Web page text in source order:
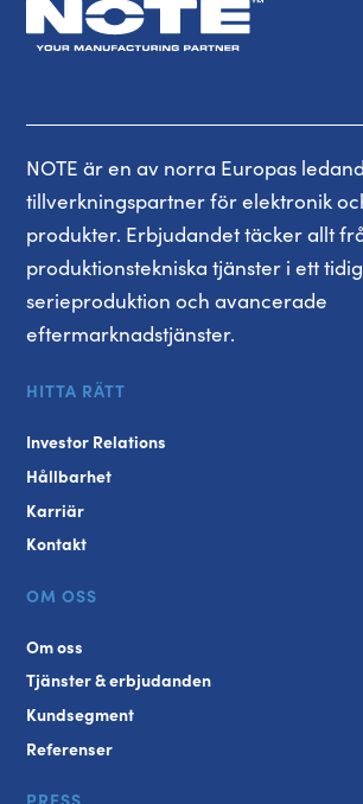
NOTE är en av norra Europas
tillverkningspartner för elektronik
produkter. Erbjudandet täcker allt
produktionstekniska tjänster i ett
serieproduktion och avancerade
eftermarknadstjänster.
HITTA RÄTT
Investor Relations
Hållbarhet
Karriär
Kontakt
OM OSS
Om oss
Tjänster & erbjudanden
Kundsegment
Referenser
PRESS